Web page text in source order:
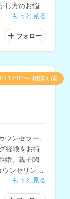
し方のお悩み
もっと見る
フォロー
ンセラー、
経験をお持
婚、親子関
ンセリング
もっと見る
12:00〜 相談可能